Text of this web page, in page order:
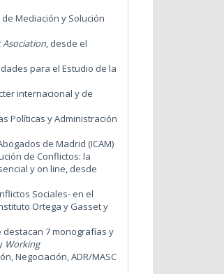
Mediación y Solución
, desde el
para el Estudio de la
internacional y de
Políticas y Administración
de Madrid (ICAM)
de Conflictos: la
y on line, desde
Sociales- en el
Ortega y Gasset y
7 monografías y
Working
Negociación, ADR/MASC